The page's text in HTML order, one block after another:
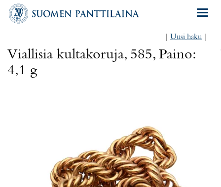
Uusi haku
Viallisia kultakoruja, 585, Paino:
4,1 g